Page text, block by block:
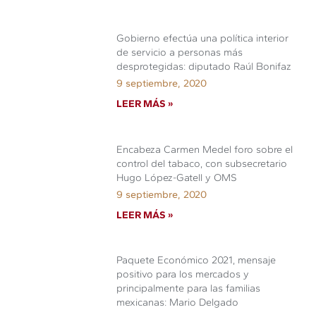
Gobierno efectúa una política interior
de servicio a personas más
desprotegidas: diputado Raúl Bonifaz
9 septiembre, 2020
LEER MÁS »
Encabeza Carmen Medel foro sobre el
control del tabaco, con subsecretario
Hugo López-Gatell y OMS
9 septiembre, 2020
LEER MÁS »
Paquete Económico 2021, mensaje
positivo para los mercados y
principalmente para las familias
mexicanas: Mario Delgado